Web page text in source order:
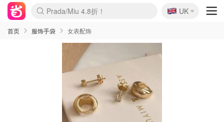
麦卢卡蜂蜜夏促！个位数！
Prada/Miu 4.8折！
啥？必胜客披萨5折！
🇬🇧
UK
首页 服饰手袋 女表配饰